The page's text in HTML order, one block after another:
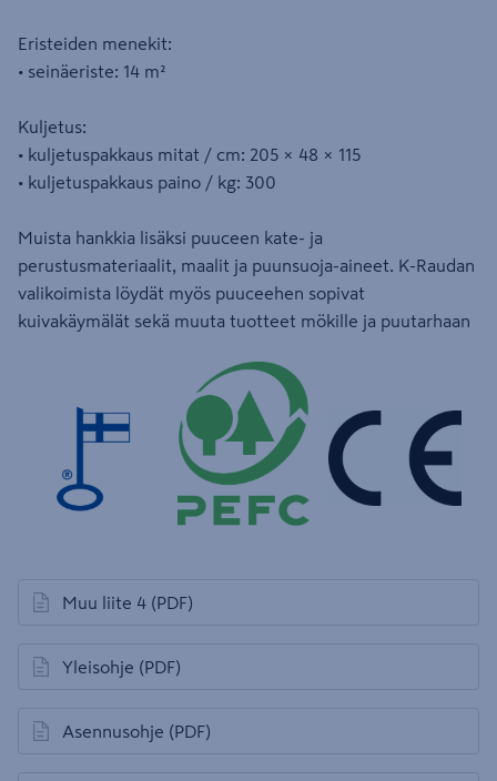
Eristeiden menekit:
• seinäeriste: 14 m²
Kuljetus:
• kuljetuspakkaus mitat / cm: 205 × 48 × 115
• kuljetuspakkaus paino / kg: 300
Muista hankkia lisäksi puuceen kate- ja
perustusmateriaalit, maalit ja puunsuoja-aineet. K-Raudan
valikoimista löydät myös puuceehen sopivat
kuivakäymälät sekä muuta tuotteet mökille ja puutarhaan
Muu liite 4 (PDF)
avautuu uuteen välilehteen
Yleisohje (PDF)
avautuu uuteen välilehteen
Asennusohje (PDF)
avautuu uuteen välilehteen